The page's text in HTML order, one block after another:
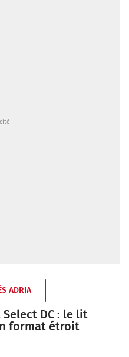
ADRIA
DC : le lit
format étroit